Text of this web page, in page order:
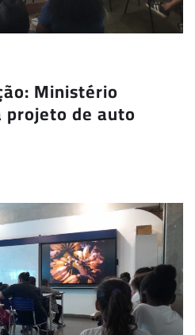
Ministério
de auto